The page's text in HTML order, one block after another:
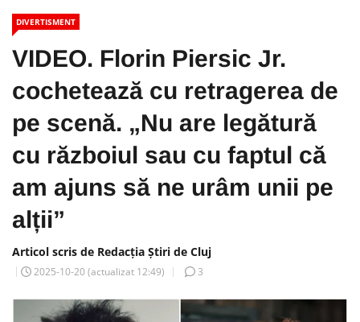
DIVERTISMENT
VIDEO. Florin Piersic Jr.
cochetează cu retragerea de
pe scenă. „Nu are legătură
cu războiul sau cu faptul că
am ajuns să ne urâm unii pe
alții”
Articol scris de Redacția Știri de Cluj
2025-10-20 (actualizat 12:49) 3